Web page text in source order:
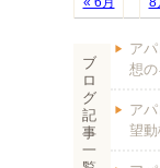
ブ
ロ
グ
記
事
一
ア
想
ア
望